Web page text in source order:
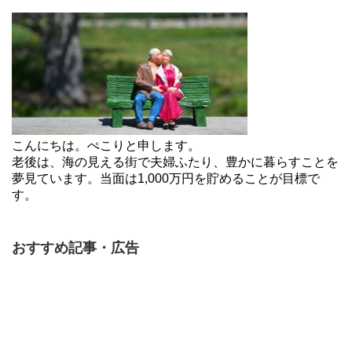
こんにちは。ぺこりと申します。
老後は、海の見える街で夫婦ふたり、豊かに暮らすことを
夢見ています。当面は1,000万円を貯めることが目標で
す。
おすすめ記事・広告